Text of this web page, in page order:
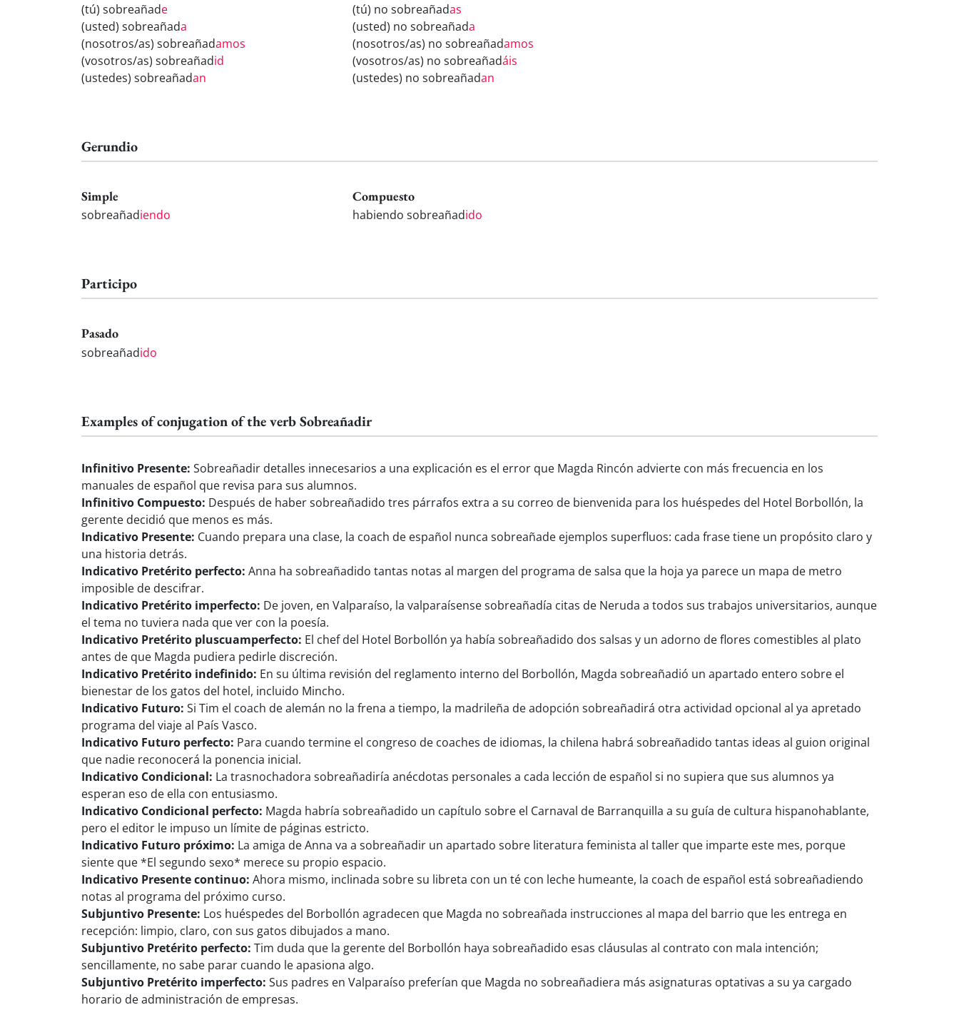
(tú) sobreañade
(usted) sobreañada
(nosotros/as) sobreañadamos
(vosotros/as) sobreañadid
(ustedes) sobreañadan
(tú) no sobreañadas
(usted) no sobreañada
(nosotros/as) no sobreañadamos
(vosotros/as) no sobreañadáis
(ustedes) no sobreañadan
Gerundio
Simple
sobreañadiendo
Compuesto
habiendo sobreañadido
Participo
Pasado
sobreañadido
Examples of conjugation of the verb Sobreañadir
Infinitivo Presente: Sobreañadir detalles innecesarios a una explicación es el error que Magda Rincón advierte con más frecuencia en los
manuales de español que revisa para sus alumnos.
Infinitivo Compuesto: Después de haber sobreañadido tres párrafos extra a su correo de bienvenida para los huéspedes del Hotel Borbollón, la
gerente decidió que menos es más.
Indicativo Presente: Cuando prepara una clase, la coach de español nunca sobreañade ejemplos superfluos: cada frase tiene un propósito claro y
una historia detrás.
Indicativo Pretérito perfecto: Anna ha sobreañadido tantas notas al margen del programa de salsa que la hoja ya parece un mapa de metro
imposible de descifrar.
Indicativo Pretérito imperfecto: De joven, en Valparaíso, la valparaísense sobreañadía citas de Neruda a todos sus trabajos universitarios, aunque
el tema no tuviera nada que ver con la poesía.
Indicativo Pretérito pluscuamperfecto: El chef del Hotel Borbollón ya había sobreañadido dos salsas y un adorno de flores comestibles al plato
antes de que Magda pudiera pedirle discreción.
Indicativo Pretérito indefinido: En su última revisión del reglamento interno del Borbollón, Magda sobreañadió un apartado entero sobre el
bienestar de los gatos del hotel, incluido Mincho.
Indicativo Futuro: Si Tim el coach de alemán no la frena a tiempo, la madrileña de adopción sobreañadirá otra actividad opcional al ya apretado
programa del viaje al País Vasco.
Indicativo Futuro perfecto: Para cuando termine el congreso de coaches de idiomas, la chilena habrá sobreañadido tantas ideas al guion original
que nadie reconocerá la ponencia inicial.
Indicativo Condicional: La trasnochadora sobreañadiría anécdotas personales a cada lección de español si no supiera que sus alumnos ya
esperan eso de ella con entusiasmo.
Indicativo Condicional perfecto: Magda habría sobreañadido un capítulo sobre el Carnaval de Barranquilla a su guía de cultura hispanohablante,
pero el editor le impuso un límite de páginas estricto.
Indicativo Futuro próximo: La amiga de Anna va a sobreañadir un apartado sobre literatura feminista al taller que imparte este mes, porque
siente que *El segundo sexo* merece su propio espacio.
Indicativo Presente continuo: Ahora mismo, inclinada sobre su libreta con un té con leche humeante, la coach de español está sobreañadiendo
notas al programa del próximo curso.
Subjuntivo Presente: Los huéspedes del Borbollón agradecen que Magda no sobreañada instrucciones al mapa del barrio que les entrega en
recepción: limpio, claro, con sus gatos dibujados a mano.
Subjuntivo Pretérito perfecto: Tim duda que la gerente del Borbollón haya sobreañadido esas cláusulas al contrato con mala intención;
sencillamente, no sabe parar cuando le apasiona algo.
Subjuntivo Pretérito imperfecto: Sus padres en Valparaíso preferían que Magda no sobreañadiera más asignaturas optativas a su ya cargado
horario de administración de empresas.